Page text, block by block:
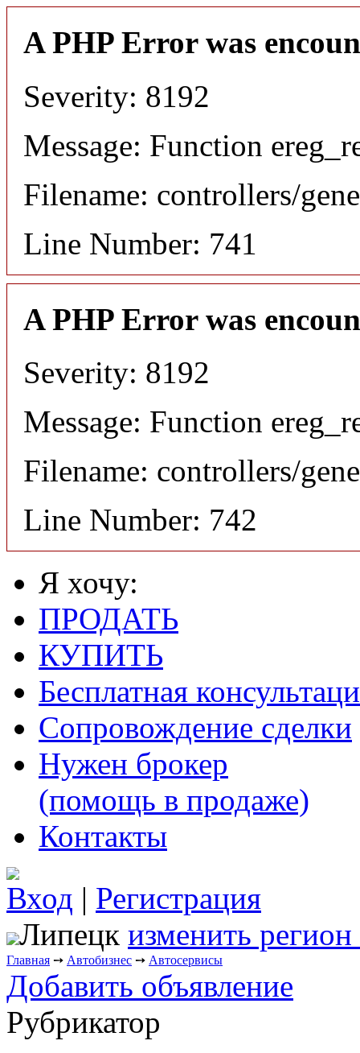
A PHP Error was
Severity: 8192
Message: Function
Filename: controllers/
Line Number: 741
A PHP Error was
Severity: 8192
Message: Function
Filename: controllers/
Line Number: 742
Я хочу:
ПРОДАТЬ
КУПИТЬ
Бесплатная
Сопровождение сделки
Нужен брокер
(помощь в продаже)
Контакты
Вход | Регистрация
Липецк изменить регион
Главная ➙ Автобизнес ➙ Автосервисы
Добавить объявление
Рубрикатор